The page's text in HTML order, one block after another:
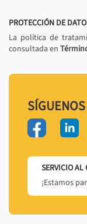
PROTECCIÓN DE
La política de
consultada en
SÍGUENOS
SERVICIO AL
¡Estamos